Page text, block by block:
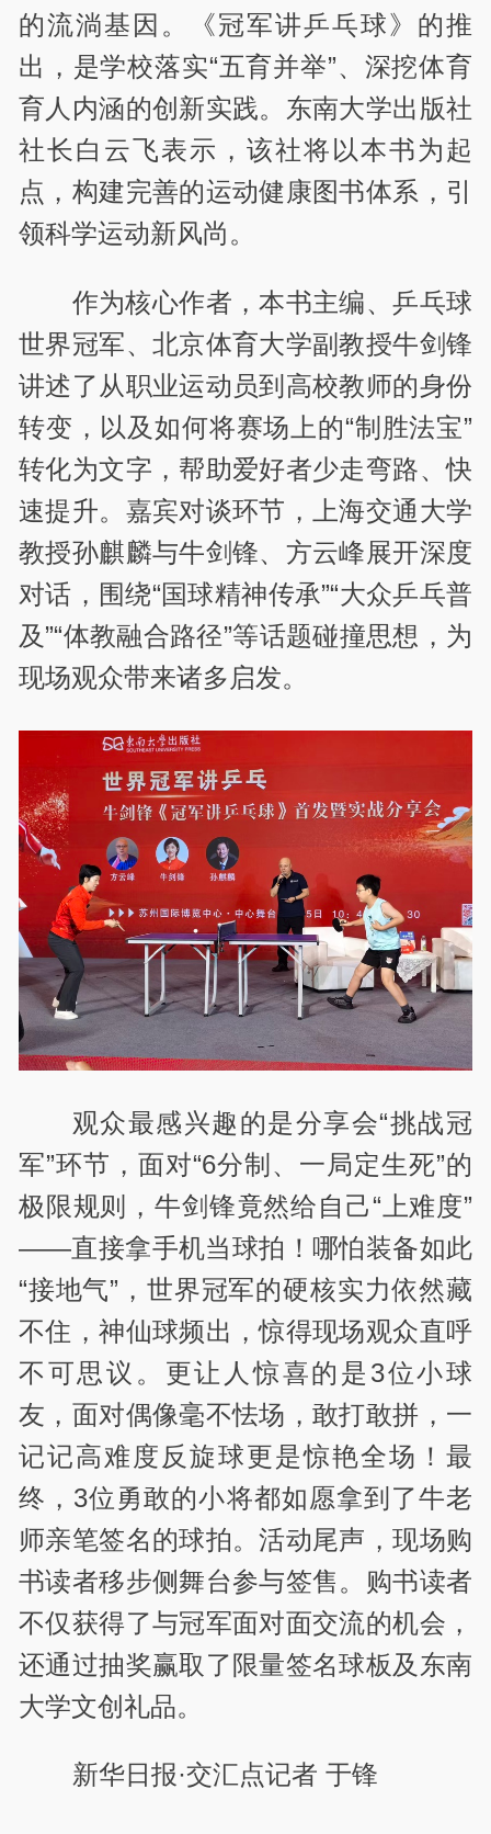
的流淌基因。《冠军讲乒乓球》的推
出，是学校落实“五育并举”、深挖体育
育人内涵的创新实践。东南大学出版社
社长白云飞表示，该社将以本书为起
点，构建完善的运动健康图书体系，引
领科学运动新风尚。
作为核心作者，本书主编、乒乓球
世界冠军、北京体育大学副教授牛剑锋
讲述了从职业运动员到高校教师的身份
转变，以及如何将赛场上的“制胜法宝”
转化为文字，帮助爱好者少走弯路、快
速提升。嘉宾对谈环节，上海交通大学
教授孙麒麟与牛剑锋、方云峰展开深度
对话，围绕“国球精神传承”“大众乒乓普
及”“体教融合路径”等话题碰撞思想，为
现场观众带来诸多启发。
观众最感兴趣的是分享会“挑战冠
军”环节，面对“6分制、一局定生死”的
极限规则，牛剑锋竟然给自己“上难度”
——直接拿手机当球拍！哪怕装备如此
“接地气”，世界冠军的硬核实力依然藏
不住，神仙球频出，惊得现场观众直呼
不可思议。更让人惊喜的是3位小球
友，面对偶像毫不怯场，敢打敢拼，一
记记高难度反旋球更是惊艳全场！最
终，3位勇敢的小将都如愿拿到了牛老
师亲笔签名的球拍。活动尾声，现场购
书读者移步侧舞台参与签售。购书读者
不仅获得了与冠军面对面交流的机会，
还通过抽奖赢取了限量签名球板及东南
大学文创礼品。
新华日报·交汇点记者 于锋